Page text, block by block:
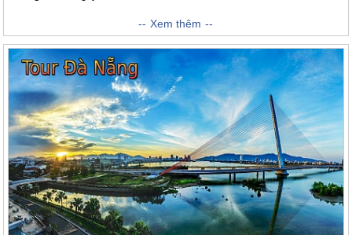
Hành trình khám phá Đà Nẵng được khởi hành từ Hà Nội, đến các địa
điểm tuyệt mĩ như Bà Nà - Hội An - Cù Lao Chàm, kéo dài trong 04 Ngày
03 Đêm đã bao gồm cả chi phí vé máy bay và chi phí ăn uống tại Đà
Nẵng. Đà Nẵng là một thành phố mang vẻ đẹp tuyệt mĩ, nổi tiếng với
những cảnh quan thiên nhiên hùng vĩ, với những nét văn hóa đậm đà bản
sắc dân tộc, những món ăn ngon nức lòng Lữ khách gần xa, với những
con người mộc mạc, giản dị. Tất cả những điều này làm nên vẻ đẹp có
một không hai của Đà Nẵng, xứng đáng với danh xưng "Thành phố đáng
sống nhất Việt Nam". Dưới đây là chương trình cụ thể để khám phá Đà
Nẵng của công ty chúng tôi! Kính mời quý khách tham khảo!
Xem thêm